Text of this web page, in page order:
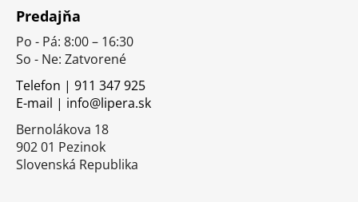
Predajňa
Po - Pá: 8:00 – 16:30
So - Ne: Zatvorené
Telefon | 911 347 925
E-mail | info@lipera.sk
Bernolákova 18
902 01 Pezinok
Slovenská Republika